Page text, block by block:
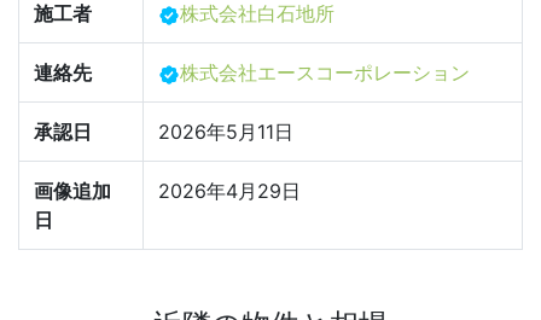
施工者 株式会社白石地所
連絡先 株式会社エースコーポレーション
承認日 2026年5月11日
画像追加
日
2026年4月29日